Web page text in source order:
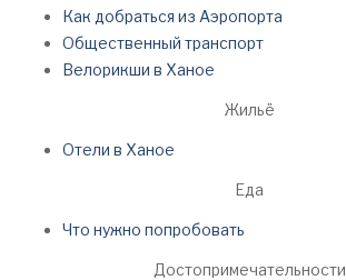
Как добраться из Аэропорта
Общественный транспорт
Велорикши в Ханое
Жильё
Отели в Ханое
Еда
Что нужно попробовать
Достопримечательности